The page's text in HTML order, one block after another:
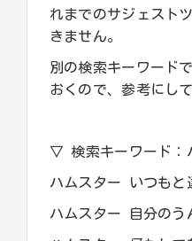
れまでのサジェスト
きません。
別の検索キーワード
おくので、参考にし
▽ 検索キーワード：
ハムスター いつもと
ハムスター 自分のう